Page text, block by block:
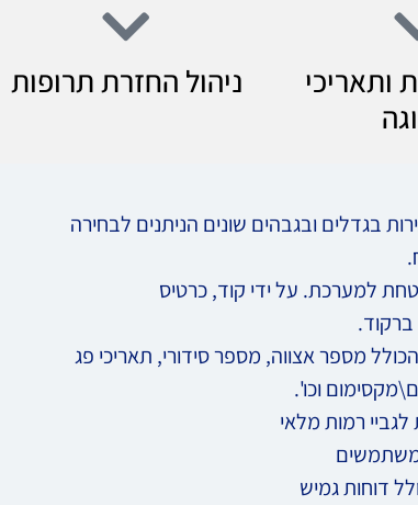
ותאריכי
ניהול החזרת תרופות
בגדלים ובגבהים שונים הניתנים לבחירה
למערכת. על ידי קוד, כרטיס
ברקוד.
מספר אצווה, מספר סידורי, תאריכי פג
וכו'.
רמות מלאי
משתמשים
דוחות גמיש